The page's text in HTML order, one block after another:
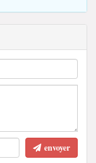
envoyer